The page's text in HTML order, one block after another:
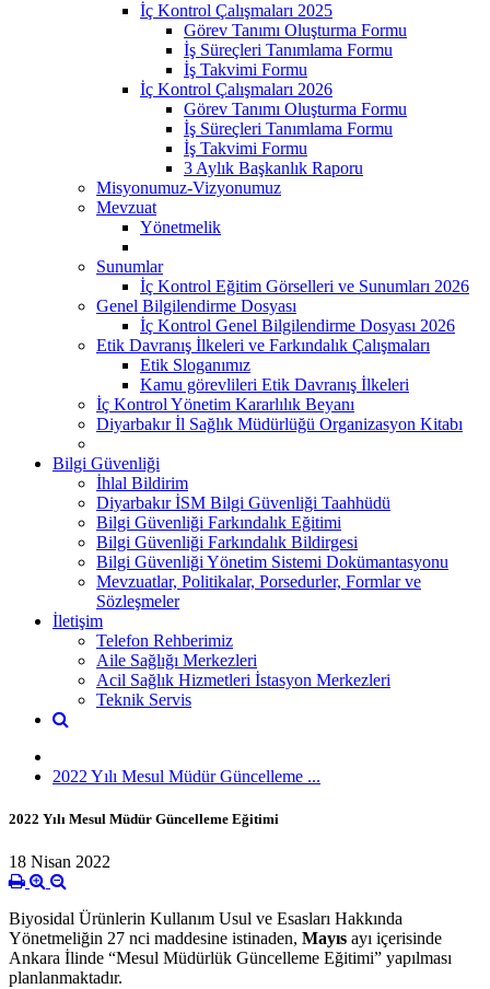
İç Kontrol Çalışmaları 2025
Görev Tanımı Oluşturma Formu
İş Süreçleri Tanımlama Formu
İş Takvimi Formu
İç Kontrol Çalışmaları 2026
Görev Tanımı Oluşturma Formu
İş Süreçleri Tanımlama Formu
İş Takvimi Formu
3 Aylık Başkanlık Raporu
Misyonumuz-Vizyonumuz
Mevzuat
Yönetmelik
Sunumlar
İç Kontrol Eğitim Görselleri ve Sunumları 2026
Genel Bilgilendirme Dosyası
İç Kontrol Genel Bilgilendirme Dosyası 2026
Etik Davranış İlkeleri ve Farkındalık Çalışmaları
Etik Sloganımız
Kamu görevlileri Etik Davranış İlkeleri
İç Kontrol Yönetim Kararlılık Beyanı
Diyarbakır İl Sağlık Müdürlüğü Organizasyon Kitabı
Bilgi Güvenliği
İhlal Bildirim
Diyarbakır İSM Bilgi Güvenliği Taahhüdü
Bilgi Güvenliği Farkındalık Eğitimi
Bilgi Güvenliği Farkındalık Bildirgesi
Bilgi Güvenliği Yönetim Sistemi Dokümantasyonu
Mevzuatlar, Politikalar, Porsedurler, Formlar ve
Sözleşmeler
İletişim
Telefon Rehberimiz
Aile Sağlığı Merkezleri
Acil Sağlık Hizmetleri İstasyon Merkezleri
Teknik Servis
2022 Yılı Mesul Müdür Güncelleme ...
2022 Yılı Mesul Müdür Güncelleme Eğitimi
18 Nisan 2022
Biyosidal Ürünlerin Kullanım Usul ve Esasları Hakkında
Yönetmeliğin 27 nci maddesine istinaden, Mayıs ayı içerisinde
Ankara İlinde “Mesul Müdürlük Güncelleme Eğitimi” yapılması
planlanmaktadır.